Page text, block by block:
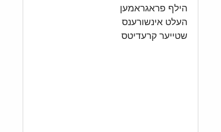
הילף פראגראמען
העלט אינשורענס
שטייער קרעדיטס